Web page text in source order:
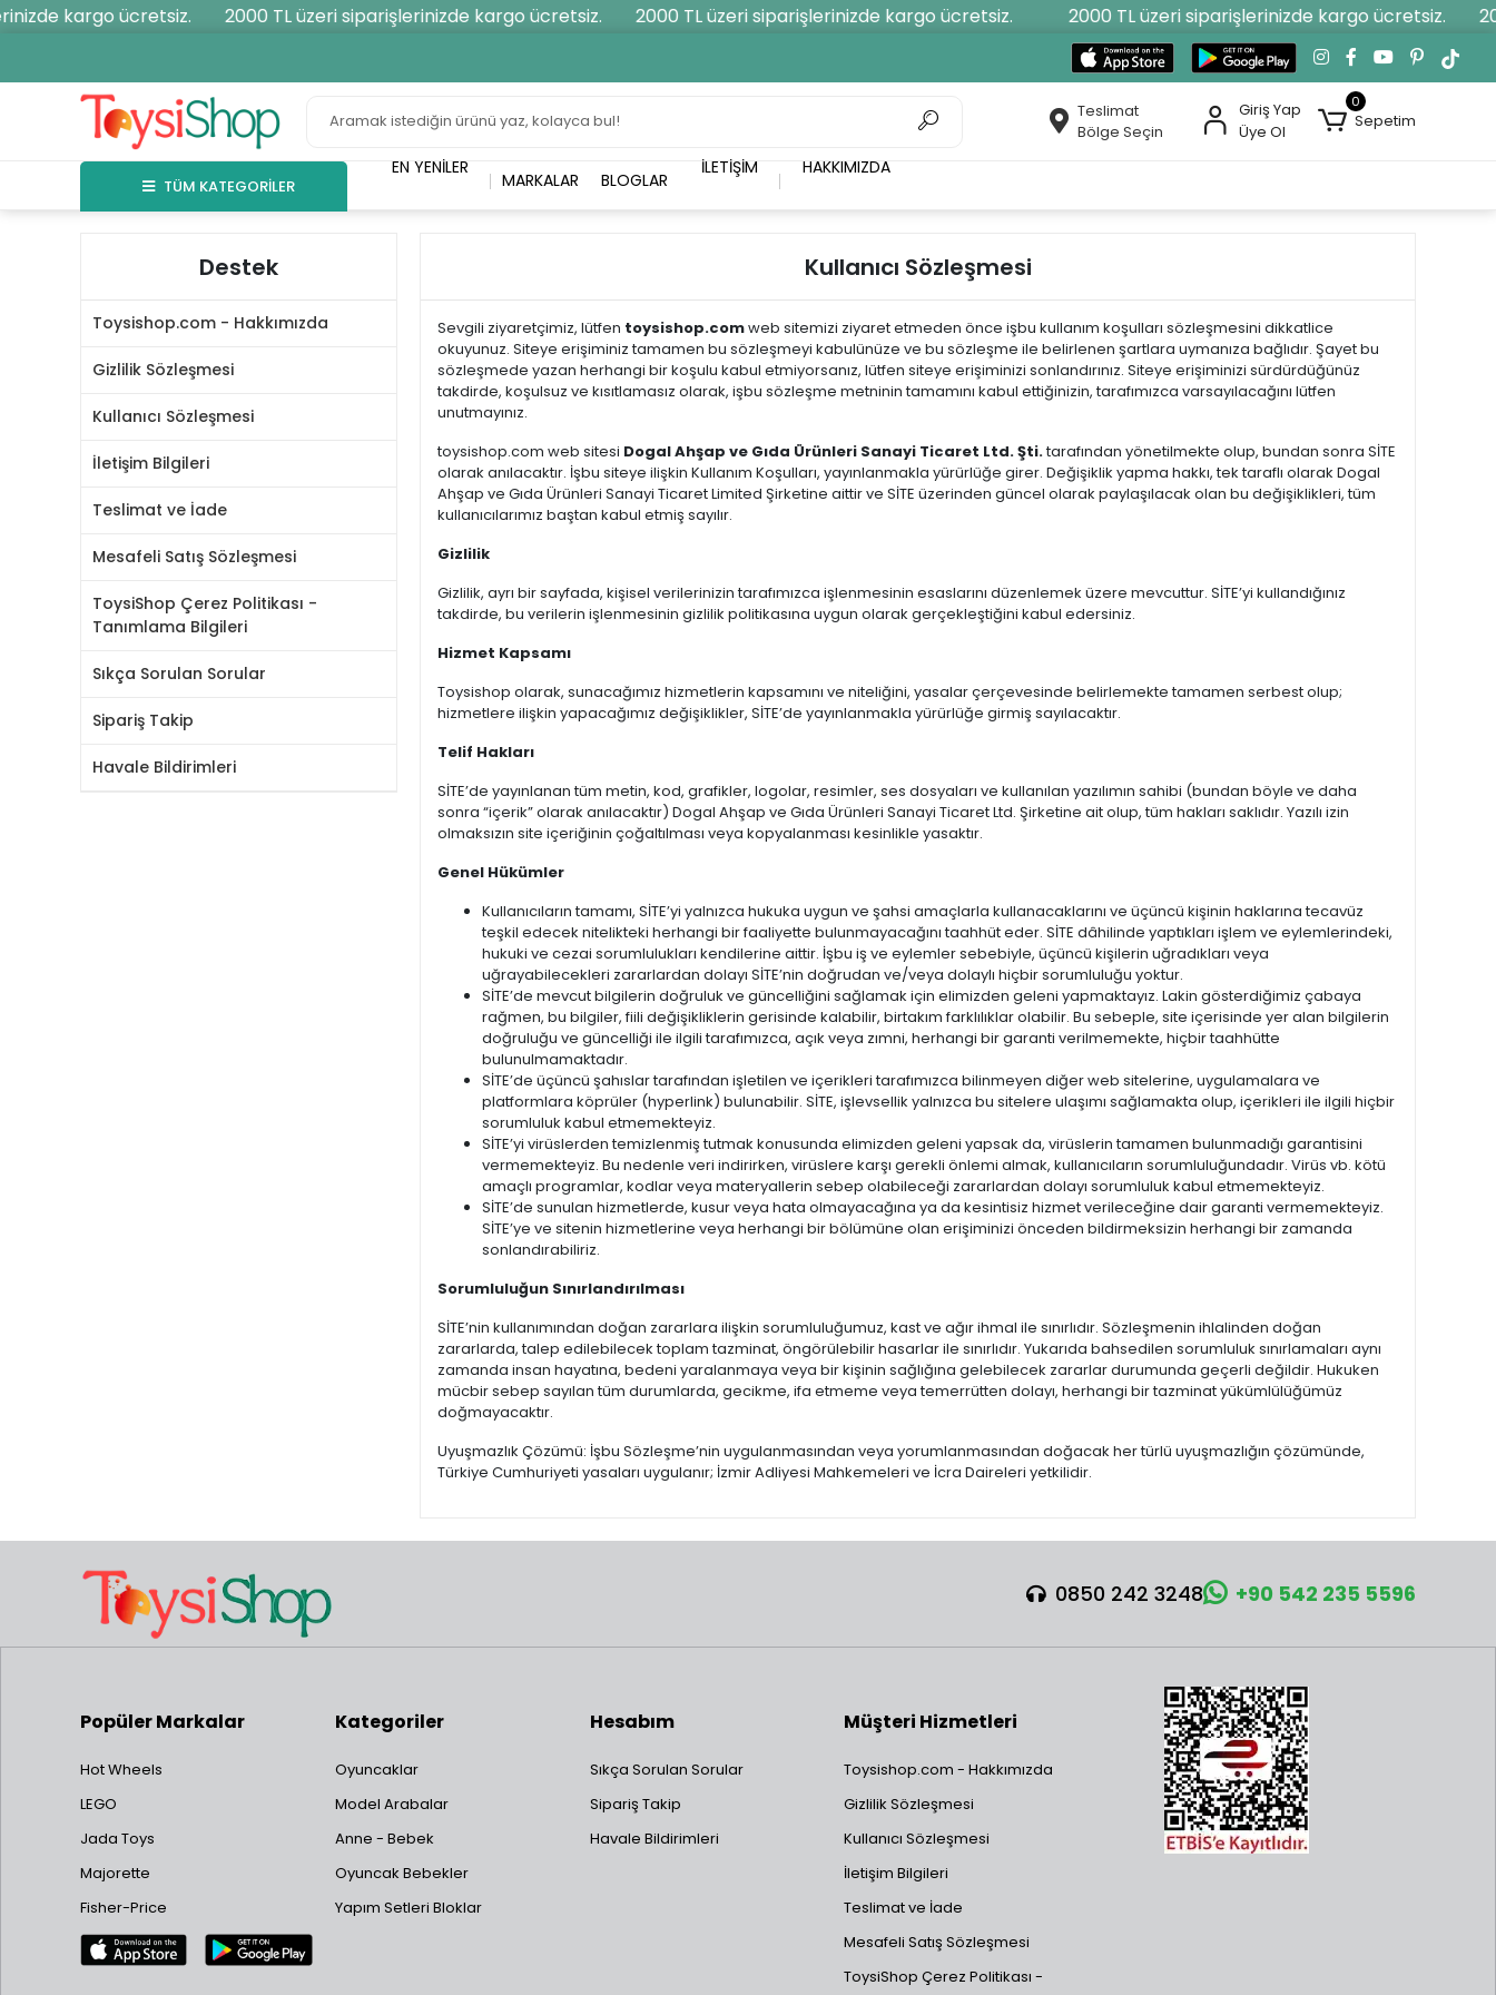
kargo ücretsiz. 2000 TL üzeri siparişlerinizde kargo ücretsiz. 2000 TL üzeri siparişlerinizde kargo ücretsiz. 2000 TL üzeri siparişlerinizde kargo ücretsiz.
Teslimat
Bölge Seçin
Giriş Yap
Üye Ol
0
Sepetim
TÜM KATEGORİLER
EN YENILER
MARKALAR BLOGLAR
İLETIŞIM HAKKIMIZDA
Destek
Toysishop.com - Hakkımızda
Gizlilik Sözleşmesi
Kullanıcı Sözleşmesi
İletişim Bilgileri
Teslimat ve İade
Mesafeli Satış Sözleşmesi
ToysiShop Çerez Politikası -
Tanımlama Bilgileri
Sıkça Sorulan Sorular
Sipariş Takip
Havale Bildirimleri
Kullanıcı Sözleşmesi
Sevgili ziyaretçimiz, lütfen toysishop.comweb sitemizi ziyaret etmeden önce işbu kullanım koşulları sözleşmesini dikkatlice
okuyunuz. Siteye erişiminiz tamamen bu sözleşmeyi kabulünüze ve bu sözleşme ile belirlenen şartlara uymanıza bağlıdır. Şayet bu
sözleşmede yazan herhangi bir koşulu kabul etmiyorsanız, lütfen siteye erişiminizi sonlandırınız. Siteye erişiminizi sürdürdüğünüz
takdirde, koşulsuz ve kısıtlamasız olarak, işbu sözleşme metninin tamamını kabul ettiğinizin, tarafımızca varsayılacağını lütfen
unutmayınız.
toysishop.com web sitesi Dogal Ahşap ve Gıda Ürünleri Sanayi Ticaret Ltd. Şti.tarafından yönetilmekte olup, bundan sonra SİTE
olarak anılacaktır. İşbu siteye ilişkin Kullanım Koşulları, yayınlanmakla yürürlüğe girer. Değişiklik yapma hakkı, tek taraflı olarak Dogal
Ahşap ve Gıda Ürünleri Sanayi Ticaret Limited Şirketine aittir ve SİTE üzerinden güncel olarak paylaşılacak olan bu değişiklikleri, tüm
kullanıcılarımız baştan kabul etmiş sayılır.
Gizlilik
Gizlilik, ayrı bir sayfada, kişisel verilerinizin tarafımızca işlenmesinin esaslarını düzenlemek üzere mevcuttur. SİTE’yi kullandığınız
takdirde, bu verilerin işlenmesinin gizlilik politikasına uygun olarak gerçekleştiğini kabul edersiniz.
Hizmet Kapsamı
Toysishop olarak, sunacağımız hizmetlerin kapsamını ve niteliğini, yasalar çerçevesinde belirlemekte tamamen serbest olup;
hizmetlere ilişkin yapacağımız değişiklikler, SİTE’de yayınlanmakla yürürlüğe girmiş sayılacaktır.
Telif Hakları
SİTE’de yayınlanan tüm metin, kod, grafikler, logolar, resimler, ses dosyaları ve kullanılan yazılımın sahibi (bundan böyle ve daha
sonra “içerik” olarak anılacaktır) Dogal Ahşap ve Gıda Ürünleri Sanayi Ticaret Ltd. Şirketine ait olup, tüm hakları saklıdır. Yazılı izin
olmaksızın site içeriğinin çoğaltılması veya kopyalanması kesinlikle yasaktır.
Genel Hükümler
Kullanıcıların tamamı, SİTE’yi yalnızca hukuka uygun ve şahsi amaçlarla kullanacaklarını ve üçüncü kişinin haklarına tecavüz
teşkil edecek nitelikteki herhangi bir faaliyette bulunmayacağını taahhüt eder. SİTE dâhilinde yaptıkları işlem ve eylemlerindeki,
hukuki ve cezai sorumlulukları kendilerine aittir. İşbu iş ve eylemler sebebiyle, üçüncü kişilerin uğradıkları veya
uğrayabilecekleri zararlardan dolayı SİTE’nin doğrudan ve/veya dolaylı hiçbir sorumluluğu yoktur.
SİTE’de mevcut bilgilerin doğruluk ve güncelliğini sağlamak için elimizden geleni yapmaktayız. Lakin gösterdiğimiz çabaya
rağmen, bu bilgiler, fiili değişikliklerin gerisinde kalabilir, birtakım farklılıklar olabilir. Bu sebeple, site içerisinde yer alan bilgilerin
doğruluğu ve güncelliği ile ilgili tarafımızca, açık veya zımni, herhangi bir garanti verilmemekte, hiçbir taahhütte
bulunulmamaktadır.
SİTE’de üçüncü şahıslar tarafından işletilen ve içerikleri tarafımızca bilinmeyen diğer web sitelerine, uygulamalara ve
platformlara köprüler (hyperlink) bulunabilir. SİTE, işlevsellik yalnızca bu sitelere ulaşımı sağlamakta olup, içerikleri ile ilgili hiçbir
sorumluluk kabul etmemekteyiz.
SİTE’yi virüslerden temizlenmiş tutmak konusunda elimizden geleni yapsak da, virüslerin tamamen bulunmadığı garantisini
vermemekteyiz. Bu nedenle veri indirirken, virüslere karşı gerekli önlemi almak, kullanıcıların sorumluluğundadır. Virüs vb. kötü
amaçlı programlar, kodlar veya materyallerin sebep olabileceği zararlardan dolayı sorumluluk kabul etmemekteyiz.
SİTE’de sunulan hizmetlerde, kusur veya hata olmayacağına ya da kesintisiz hizmet verileceğine dair garanti vermemekteyiz.
SİTE’ye ve sitenin hizmetlerine veya herhangi bir bölümüne olan erişiminizi önceden bildirmeksizin herhangi bir zamanda
sonlandırabiliriz.
Sorumluluğun Sınırlandırılması
SİTE’nin kullanımından doğan zararlara ilişkin sorumluluğumuz, kast ve ağır ihmal ile sınırlıdır. Sözleşmenin ihlalinden doğan
zararlarda, talep edilebilecek toplam tazminat, öngörülebilir hasarlar ile sınırlıdır. Yukarıda bahsedilen sorumluluk sınırlamaları aynı
zamanda insan hayatına, bedeni yaralanmaya veya bir kişinin sağlığına gelebilecek zararlar durumunda geçerli değildir. Hukuken
mücbir sebep sayılan tüm durumlarda, gecikme, ifa etmeme veya temerrütten dolayı, herhangi bir tazminat yükümlülüğümüz
doğmayacaktır.
Uyuşmazlık Çözümü: İşbu Sözleşme’nin uygulanmasından veya yorumlanmasından doğacak her türlü uyuşmazlığın çözümünde,
Türkiye Cumhuriyeti yasaları uygulanır; İzmir Adliyesi Mahkemeleri ve İcra Daireleri yetkilidir.
0850 242 3248 +90 542 235 5596
Popüler Markalar
Hot Wheels
LEGO
Jada Toys
Majorette
Fisher-Price
Kategoriler
Oyuncaklar
Model Arabalar
Anne - Bebek
Oyuncak Bebekler
Yapım Setleri Bloklar
Hesabım
Sıkça Sorulan Sorular
Sipariş Takip
Havale Bildirimleri
Müşteri Hizmetleri
Toysishop.com - Hakkımızda
Gizlilik Sözleşmesi
Kullanıcı Sözleşmesi
İletişim Bilgileri
Teslimat ve İade
Mesafeli Satış Sözleşmesi
ToysiShop Çerez Politikası -